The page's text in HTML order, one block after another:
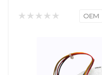
OEM